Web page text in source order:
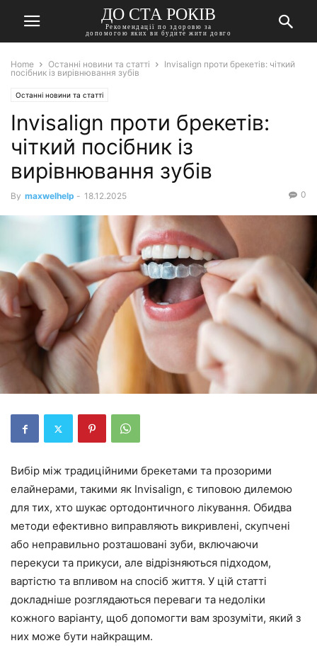
ДО СТА РОКІВ
Рекомендації по здоровю за
допомогою яких ви будите жити довго
Home Останні новини та статті
Invisalign проти брекетів: чіткий
посібник із вирівнювання зубів
Останні новини та статті
Invisalign проти брекетів:
чіткий посібник із
вирівнювання зубів
By maxwelhelp - 18.12.2025 0
Вибір між традиційними брекетами та прозорими
елайнерами, такими як Invisalign, є типовою дилемою
для тих, хто шукає ортодонтичного лікування. Обидва
методи ефективно виправляють викривлені, скупчені
або неправильно розташовані зуби, включаючи
перекуси та прикуси, але відрізняються підходом,
вартістю та впливом на спосіб життя. У цій статті
докладніше розглядаються переваги та недоліки
кожного варіанту, щоб допомогти вам зрозуміти, який з
них може бути найкращим.